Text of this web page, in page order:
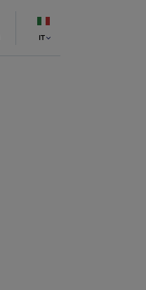
IT